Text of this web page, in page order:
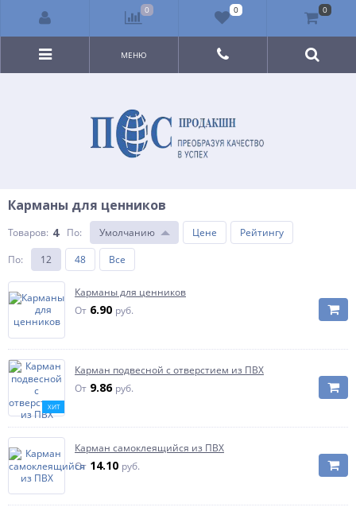
МЕНЮ
Карманы для ценников
Товаров: 4 По: Умолчанию Цене
Рейтингу
По: 12 48 Все
Карманы для ценников
От 6.90 руб.
ХИТ
Карман подвесной с отверстием из ПВХ
От 9.86 руб.
Карман самоклеящийся из ПВХ
От 14.10 руб.
0 0 0